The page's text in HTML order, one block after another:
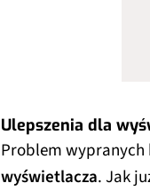
Ulepszenia dla
Problem
wyświetlacza. Jak